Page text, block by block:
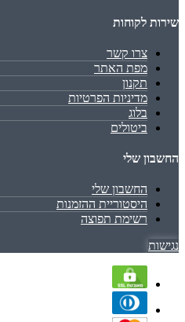
שירות לקוחות
צרו קשר
מפת האתר
תקנון
מדיניות הפרטיות
בלוג
ביטולים
החשבון שלי
החשבון שלי
היסטוריית ההזמנות
רשימת תפוצה
נגישות